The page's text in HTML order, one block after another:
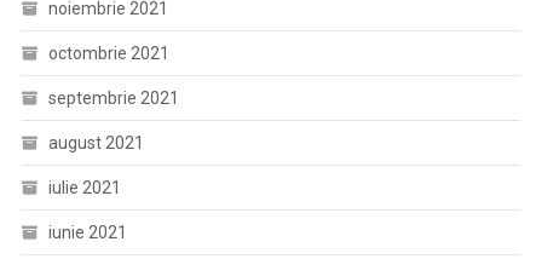
noiembrie 2021
octombrie 2021
septembrie 2021
august 2021
iulie 2021
iunie 2021